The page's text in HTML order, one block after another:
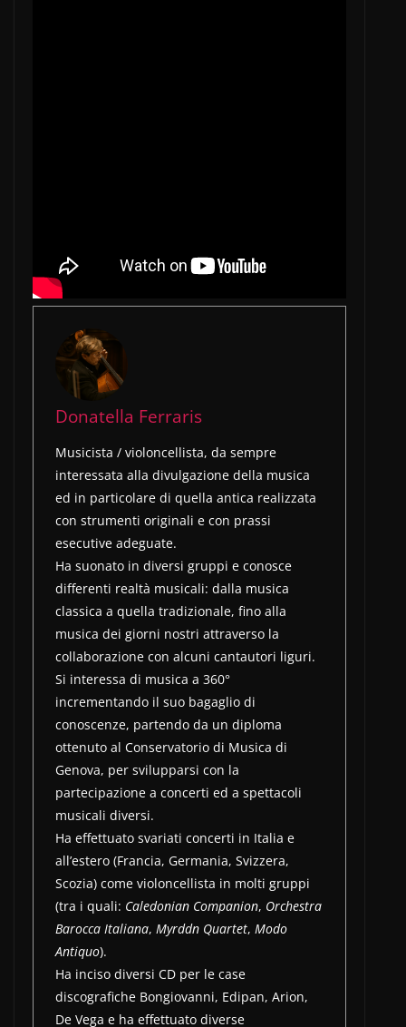
Donatella Ferraris
Musicista / violoncellista, da sempre
interessata alla divulgazione della musica
ed in particolare di quella antica realizzata
con strumenti originali e con prassi
esecutive adeguate.
Ha suonato in diversi gruppi e conosce
differenti realtà musicali: dalla musica
classica a quella tradizionale, fino alla
musica dei giorni nostri attraverso la
collaborazione con alcuni cantautori liguri.
Si interessa di musica a 360°
incrementando il suo bagaglio di
conoscenze, partendo da un diploma
ottenuto al Conservatorio di Musica di
Genova, per svilupparsi con la
partecipazione a concerti ed a spettacoli
musicali diversi.
Ha effettuato svariati concerti in Italia e
all’estero (Francia, Germania, Svizzera,
Scozia) come violoncellista in molti gruppi
(tra i quali: Caledonian Companion, Orchestra
Barocca Italiana, Myrddn Quartet, Modo
Antiquo).
Ha inciso diversi CD per le case
discografiche Bongiovanni, Edipan, Arion,
De Vega e ha effettuato diverse